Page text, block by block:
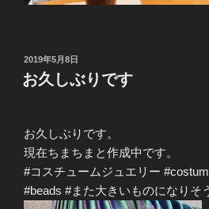
投
稿
日:
2019年5月8日
お久しぶりです
お久しぶりです。
現在ちまちまと作成中です。
#コスチュームジュエリー
#beads #また大きいものになりそ